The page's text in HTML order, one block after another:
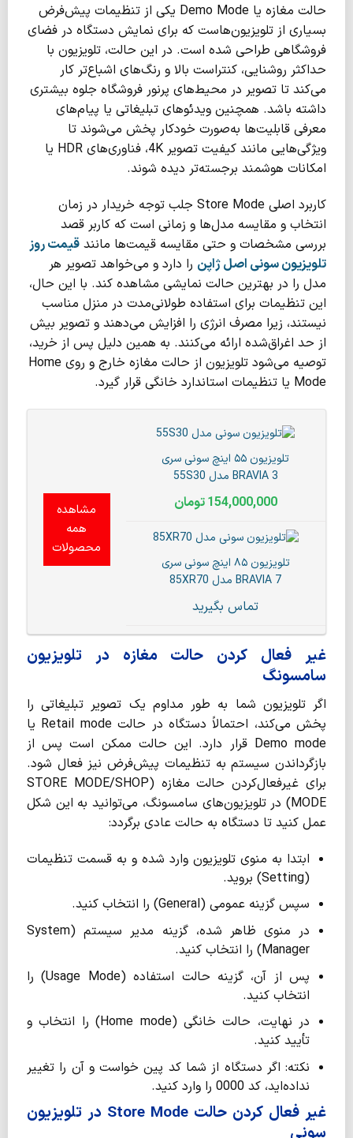
حالت مغازه یا Demo Mode یکی از تنظیمات پیش‌فرض
بسیاری از تلویزیون‌هاست که برای نمایش دستگاه در فضای
فروشگاهی طراحی شده است. در این حالت، تلویزیون با
حداکثر روشنایی، کنتراست بالا و رنگ‌های اشباع‌تر کار
می‌کند تا تصویر در محیط‌های پرنور فروشگاه جلوه بیشتری
داشته باشد. همچنین ویدئوهای تبلیغاتی یا پیام‌های
معرفی قابلیت‌ها به‌صورت خودکار پخش می‌شوند تا
ویژگی‌هایی مانند کیفیت تصویر 4K، فناوری‌های HDR یا
امکانات هوشمند برجسته‌تر دیده شوند.
کاربرد اصلی Store Mode جلب توجه خریدار در زمان
انتخاب و مقایسه مدل‌ها و زمانی است که کاربر قصد
بررسی مشخصات و حتی مقایسه قیمت‌ها مانند قیمت روز
تلویزیون سونی اصل ژاپن را دارد و می‌خواهد تصویر هر
مدل را در بهترین حالت نمایشی مشاهده کند. با این حال،
این تنظیمات برای استفاده طولانی‌مدت در منزل مناسب
نیستند، زیرا مصرف انرژی را افزایش می‌دهند و تصویر بیش
از حد اغراق‌شده ارائه می‌کنند. به همین دلیل پس از خرید،
توصیه می‌شود تلویزیون از حالت مغازه خارج و روی Home
Mode یا تنظیمات استاندارد خانگی قرار گیرد.
تلویزیون ۵۵ اینچ سونی سری
BRAVIA 3 مدل 55S30
154,000,000تومان
تلویزیون ۸۵ اینچ سونی سری
BRAVIA 7 مدل 85XR70
تماس بگیرید
مشاهده
همه
محصولات
غیر فعال‌ کردن حالت مغازه در تلویزیون
سامسونگ
اگر تلویزیون شما به طور مداوم یک تصویر تبلیغاتی را
پخش می‌کند، احتمالاً دستگاه در حالت Retail mode یا
Demo mode قرار دارد. این حالت ممکن است پس از
بازگرداندن سیستم به تنظیمات پیش‌فرض نیز فعال شود.
برای غیرفعال‌کردن حالت مغازه (STORE MODE/SHOP
MODE) در تلویزیون‌های سامسونگ، می‌توانید به این شکل
عمل کنید تا دستگاه به حالت عادی برگردد:
ابتدا به منوی تلویزیون وارد شده و به قسمت تنظیمات
(Setting) بروید.
سپس گزینه عمومی (General) را انتخاب کنید.
در منوی ظاهر شده، گزینه مدیر سیستم (System
Manager) را انتخاب کنید.
پس از آن، گزینه حالت استفاده (Usage Mode) را
انتخاب کنید.
در نهایت، حالت خانگی (Home mode) را انتخاب و
تأیید کنید.
نکته: اگر دستگاه از شما کد پین خواست و آن را تغییر
نداده‌اید، کد 0000 را وارد کنید.
غیر فعال‌ کردن حالت Store Mode در تلویزیون